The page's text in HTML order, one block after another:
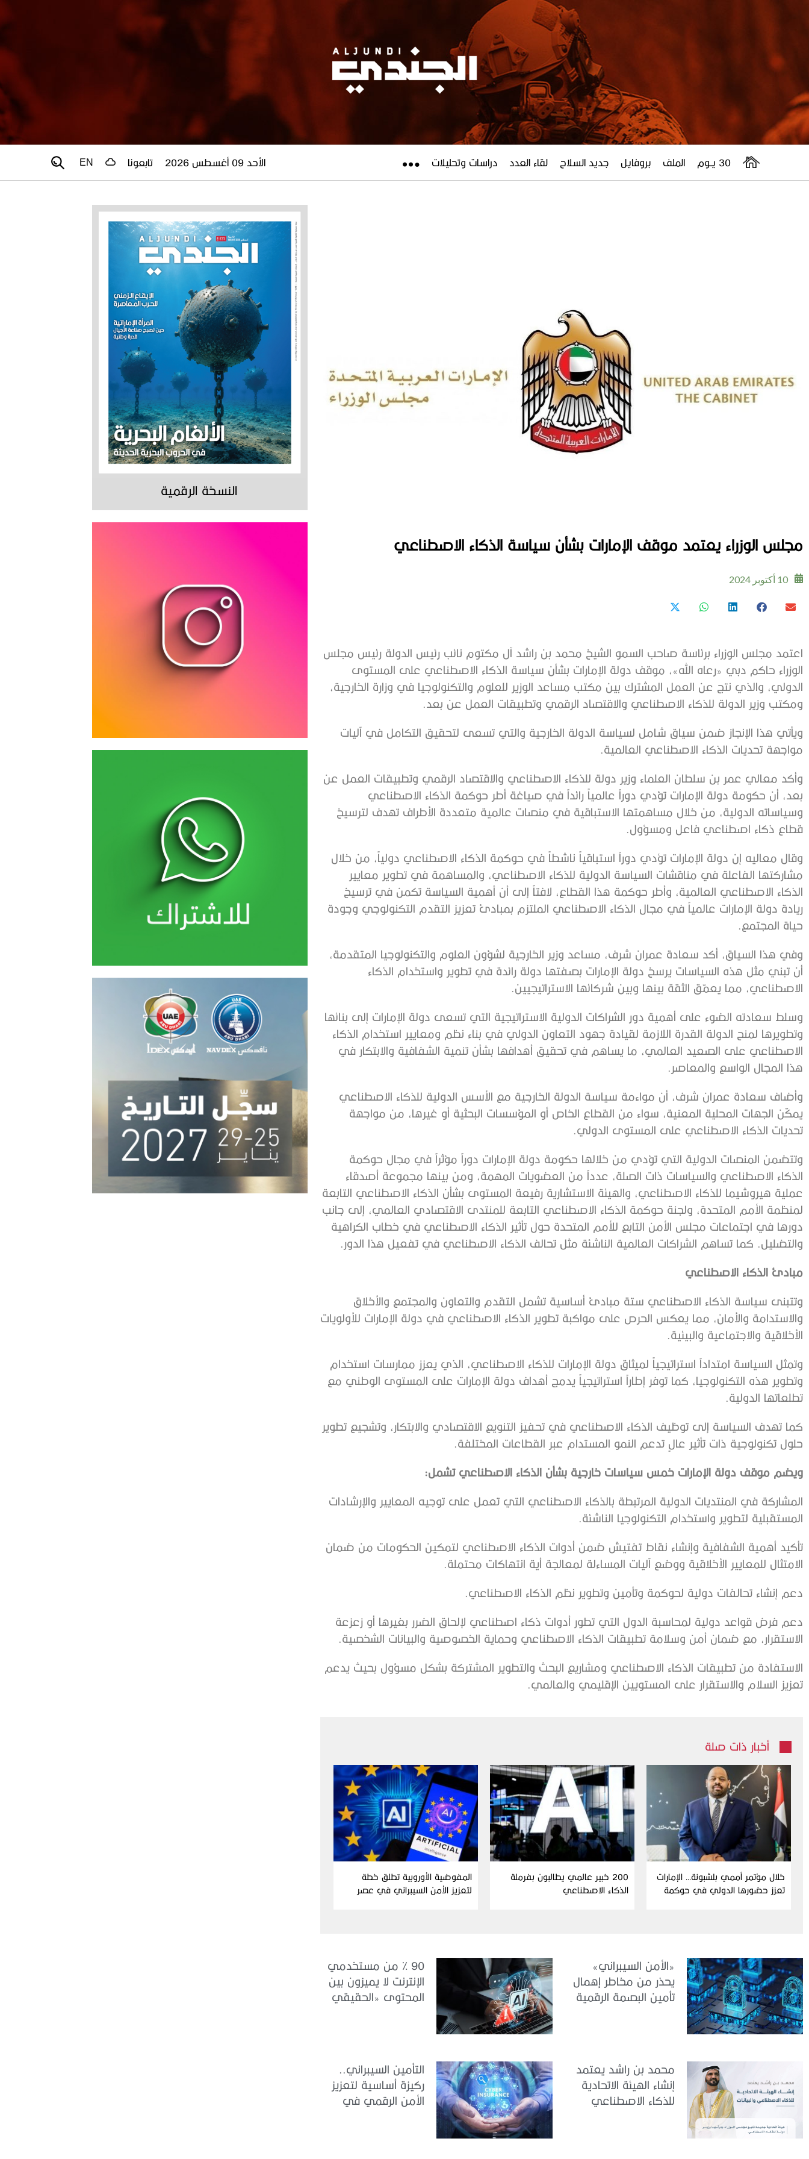
30 يــوم الملف بروفايل جديد السلاح لقاء العدد دراسات وتحليلات الأحد 09 أغسطس 2026 تابعونا EN
مجلس الوزراء يعتمد موقف الإمارات بشأن سياسة الذكاء الاصطناعي
10 أكتوبر 2024
اعتمد مجلس الوزراء برئاسة صاحب السمو الشيخ محمد بن راشد آل مكتوم نائب رئيس الدولة رئيس مجلس
الوزراء حاكم دبي «رعاه الله»، موقف دولة الإمارات بشأن سياسة الذكاء الاصطناعي على المستوى
الدولي، والذي نتج عن العمل المشترك بين مكتب مساعد الوزير للعلوم والتكنولوجيا في وزارة الخارجية،
ومكتب وزير الدولة للذكاء الاصطناعي والاقتصاد الرقمي وتطبيقات العمل عن بعد.
ويأتي هذا الإنجاز ضمن سياق شامل لسياسة الدولة الخارجية والتي تسعى لتحقيق التكامل في آليات
مواجهة تحديات الذكاء الاصطناعي العالمية.
وأكد معالي عمر بن سلطان العلماء وزير دولة للذكاء الاصطناعي والاقتصاد الرقمي وتطبيقات العمل عن
بعد، أن حكومة دولة الإمارات تؤدي دوراً عالمياً رائداً في صياغة أطر حوكمة الذكاء الاصطناعي
وسياساته الدولية، من خلال مساهمتها الاستباقية في منصات عالمية متعددة الأطراف تهدف لترسيخ
قطاع ذكاء اصطناعي فاعل ومسؤول.
وقال معاليه إن دولة الإمارات تؤدي دوراً استباقياً ناشطاً في حوكمة الذكاء الاصطناعي دولياً، من خلال
مشاركتها الفاعلة في مناقشات السياسة الدولية للذكاء الاصطناعي، والمساهمة في تطوير معايير
الذكاء الاصطناعي العالمية، وأطر حوكمة هذا القطاع، لافتاً إلى أن أهمية السياسة تكمن في ترسيخ
ريادة دولة الإمارات عالمياً في مجال الذكاء الاصطناعي الملتزم بمبادئ تعزيز التقدم التكنولوجي وجودة
حياة المجتمع.
وفي هذا السياق، أكد سعادة عمران شرف، مساعد وزير الخارجية لشؤون العلوم والتكنولوجيا المتقدمة،
أن تبني مثل هذه السياسات يرسخ دولة الإمارات بصفتها دولة رائدة في تطوير واستخدام الذكاء
الاصطناعي، مما يعمّق الثقة بينها وبين شركائها الاستراتيجيين.
وسلط سعادته الضوء على أهمية دور الشراكات الدولية الاستراتيجية التي تسعى دولة الإمارات إلى بنائها
وتطويرها لمنح الدولة القدرة اللازمة لقيادة جهود التعاون الدولي في بناء نظم ومعايير استخدام الذكاء
الاصطناعي على الصعيد العالمي، ما يساهم في تحقيق أهدافها بشأن تنمية الشفافية والابتكار في
هذا المجال الواسع والمعاصر.
وأضاف سعادة عمران شرف، أن مواءمة سياسة الدولة الخارجية مع الأسس الدولية للذكاء الاصطناعي
يمكّن الجهات المحلية المعنية، سواء من القطاع الخاص أو المؤسسات البحثية أو غيرها، من مواجهة
تحديات الذكاء الاصطناعي على المستوى الدولي.
وتتضمن المنصات الدولية التي تؤدي من خلالها حكومة دولة الإمارات دوراً مؤثراً في مجال حوكمة
الذكاء الاصطناعي والسياسات ذات الصلة، عدداً من العضويات المهمة، ومن بينها مجموعة أصدقاء
عملية هيروشيما للذكاء الاصطناعي، والهيئة الاستشارية رفيعة المستوى بشأن الذكاء الاصطناعي التابعة
لمنظمة الأمم المتحدة، ولجنة حوكمة الذكاء الاصطناعي التابعة للمنتدى الاقتصادي العالمي، إلى جانب
دورها في اجتماعات مجلس الأمن التابع للأمم المتحدة حول تأثير الذكاء الاصطناعي في خطاب الكراهية
والتضليل. كما تساهم الشراكات العالمية الناشئة مثل تحالف الذكاء الاصطناعي في تفعيل هذا الدور.
مبادئ الذكاء الاصطناعي
وتتبنى سياسة الذكاء الاصطناعي ستة مبادئ أساسية تشمل التقدم والتعاون والمجتمع والأخلاق
والاستدامة والأمان، مما يعكس الحرص على مواكبة تطوير الذكاء الاصطناعي في دولة الإمارات للأولويات
الأخلاقية والاجتماعية والبيئية.
وتمثل السياسة امتداداً استراتيجياً لميثاق دولة الإمارات للذكاء الاصطناعي، الذي يعزز ممارسات استخدام
وتطوير هذه التكنولوجيا، كما توفر إطاراً استراتيجياً يدمج أهداف دولة الإمارات على المستوى الوطني مع
تطلعاتها الدولية.
كما تهدف السياسة إلى توظيف الذكاء الاصطناعي في تحفيز التنويع الاقتصادي والابتكار، وتشجيع تطوير
حلول تكنولوجية ذات تأثير عالٍ تدعم النمو المستدام عبر القطاعات المختلفة.
ويضم موقف دولة الإمارات خمس سياسات خارجية بشأن الذكاء الاصطناعي تشمل:
المشاركة في المنتديات الدولية المرتبطة بالذكاء الاصطناعي التي تعمل على توجيه المعايير والإرشادات
المستقبلية لتطوير واستخدام التكنولوجيا الناشئة.
تأكيد أهمية الشفافية وإنشاء نقاط تفتيش ضمن أدوات الذكاء الاصطناعي لتمكين الحكومات من ضمان
الامتثال للمعايير الأخلاقية ووضع آليات المساءلة لمعالجة أية انتهاكات محتملة.
دعم إنشاء تحالفات دولية لحوكمة وتأمين وتطوير نظم الذكاء الاصطناعي.
دعم فرض قواعد دولية لمحاسبة الدول التي تطور أدوات ذكاء اصطناعي لإلحاق الضرر بغيرها أو زعزعة
الاستقرار، مع ضمان أمن وسلامة تطبيقات الذكاء الاصطناعي وحماية الخصوصية والبيانات الشخصية.
الاستفادة من تطبيقات الذكاء الاصطناعي ومشاريع البحث والتطوير المشتركة بشكل مسؤول بحيث يدعم
تعزيز السلام والاستقرار على المستويين الإقليمي والعالمي.
أخبار ذات صلة
خلال مؤتمر أممي بلشبونة… الإمارات
تعزز حضورها الدولي في حوكمة
200 خبير عالمي يطالبون بفرملة
الذكاء الاصطناعي
المفوضية الأوروبية تطلق خطة
لتعزيز الأمن السيبراني في عصر
«الأمن السيبراني»
يحذر من مخاطر إهمال
تأمين البصمة الرقمية
90 % من مستخدمي
الإنترنت لا يميزون بين
المحتوى «الحقيقي
محمد بن راشد يعتمد
إنشاء الهيئة الاتحادية
للذكاء الاصطناعي
التأمين السيبراني..
ركيزة أساسية لتعزيز
الأمن الرقمي في
النسخة الرقمية